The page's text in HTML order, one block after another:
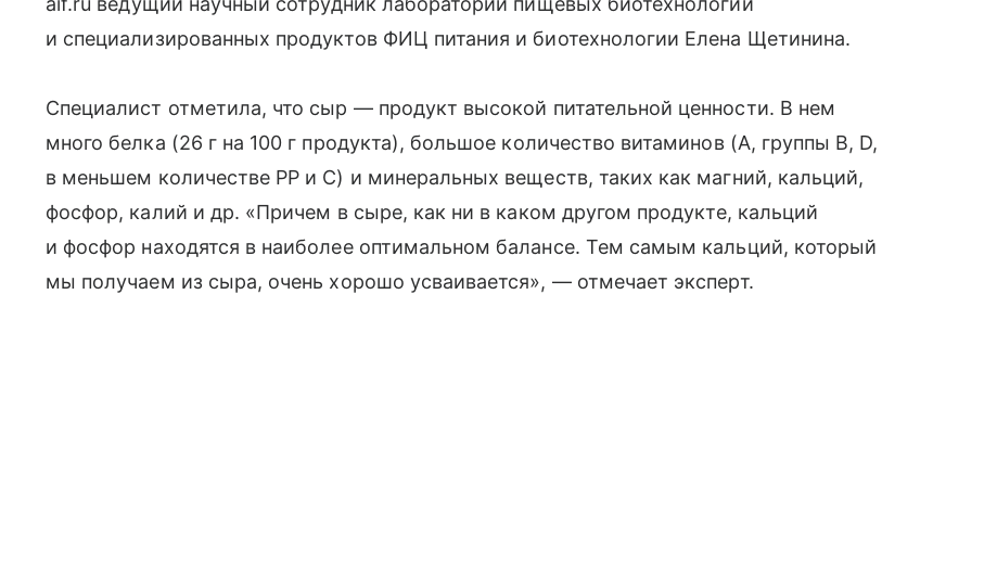
и специализированных продуктов ФИЦ питания и биотехнологии Елена Щетинина.
Специалист отметила, что сыр — продукт высокой питательной ценности. В нем
много белка (26 г на 100 г продукта), большое количество витаминов (А, группы В, D,
в меньшем количестве РР и С) и минеральных веществ, таких как магний, кальций,
фосфор, калий и др. «Причем в сыре, как ни в каком другом продукте, кальций
и фосфор находятся в наиболее оптимальном балансе. Тем самым кальций, который
мы получаем из сыра, очень хорошо усваивается», — отмечает эксперт.